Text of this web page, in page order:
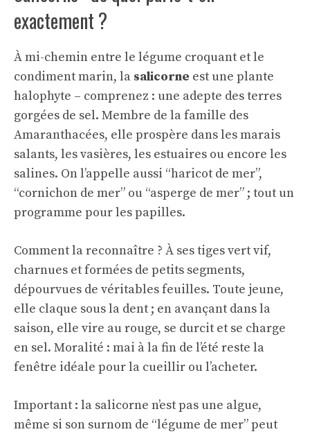
exactement ?
À mi-chemin entre le légume croquant et le
condiment marin, la salicorne est une plante
halophyte – comprenez : une adepte des terres
gorgées de sel. Membre de la famille des
Amaranthacées, elle prospère dans les marais
salants, les vasières, les estuaires ou encore les
salines. On l’appelle aussi “haricot de mer”,
“cornichon de mer” ou “asperge de mer” ; tout un
programme pour les papilles.
Comment la reconnaître ? À ses tiges vert vif,
charnues et formées de petits segments,
dépourvues de véritables feuilles. Toute jeune,
elle claque sous la dent ; en avançant dans la
saison, elle vire au rouge, se durcit et se charge
en sel. Moralité : mai à la fin de l’été reste la
fenêtre idéale pour la cueillir ou l’acheter.
Important : la salicorne n’est pas une algue,
même si son surnom de “légume de mer” peut